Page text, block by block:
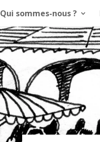
Qui sommes-nous ?